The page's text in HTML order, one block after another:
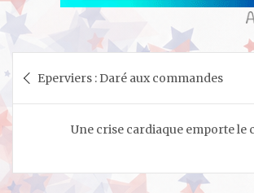
de
l’article
Eperviers : Daré aux commandes
Une crise cardiaque emporte le